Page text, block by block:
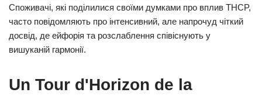
Споживачі, які поділилися своїми думками про вплив THCP,
часто повідомляють про інтенсивний, але напрочуд чіткий
досвід, де ейфорія та розслаблення співіснують у
вишуканій гармонії.
Un Tour d'Horizon de la